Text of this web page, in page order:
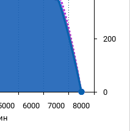
6000 7000 8000
0
200